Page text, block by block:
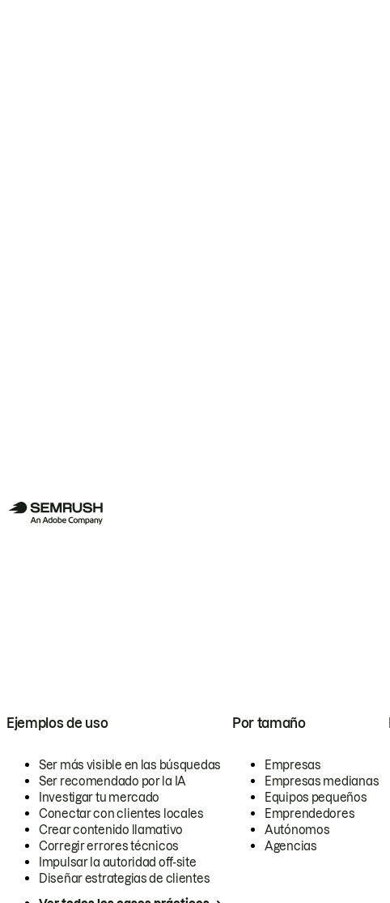
Ejemplos de uso
Ser más visible en las búsquedas
Ser recomendado por la IA
Investigar tu mercado
Conectar con clientes locales
Crear contenido llamativo
Corregir errores técnicos
Impulsar la autoridad off-site
Diseñar estrategias de clientes
Por tamaño
Empresas
Empresas medianas
Equipos pequeños
Emprendedores
Autónomos
Agencias